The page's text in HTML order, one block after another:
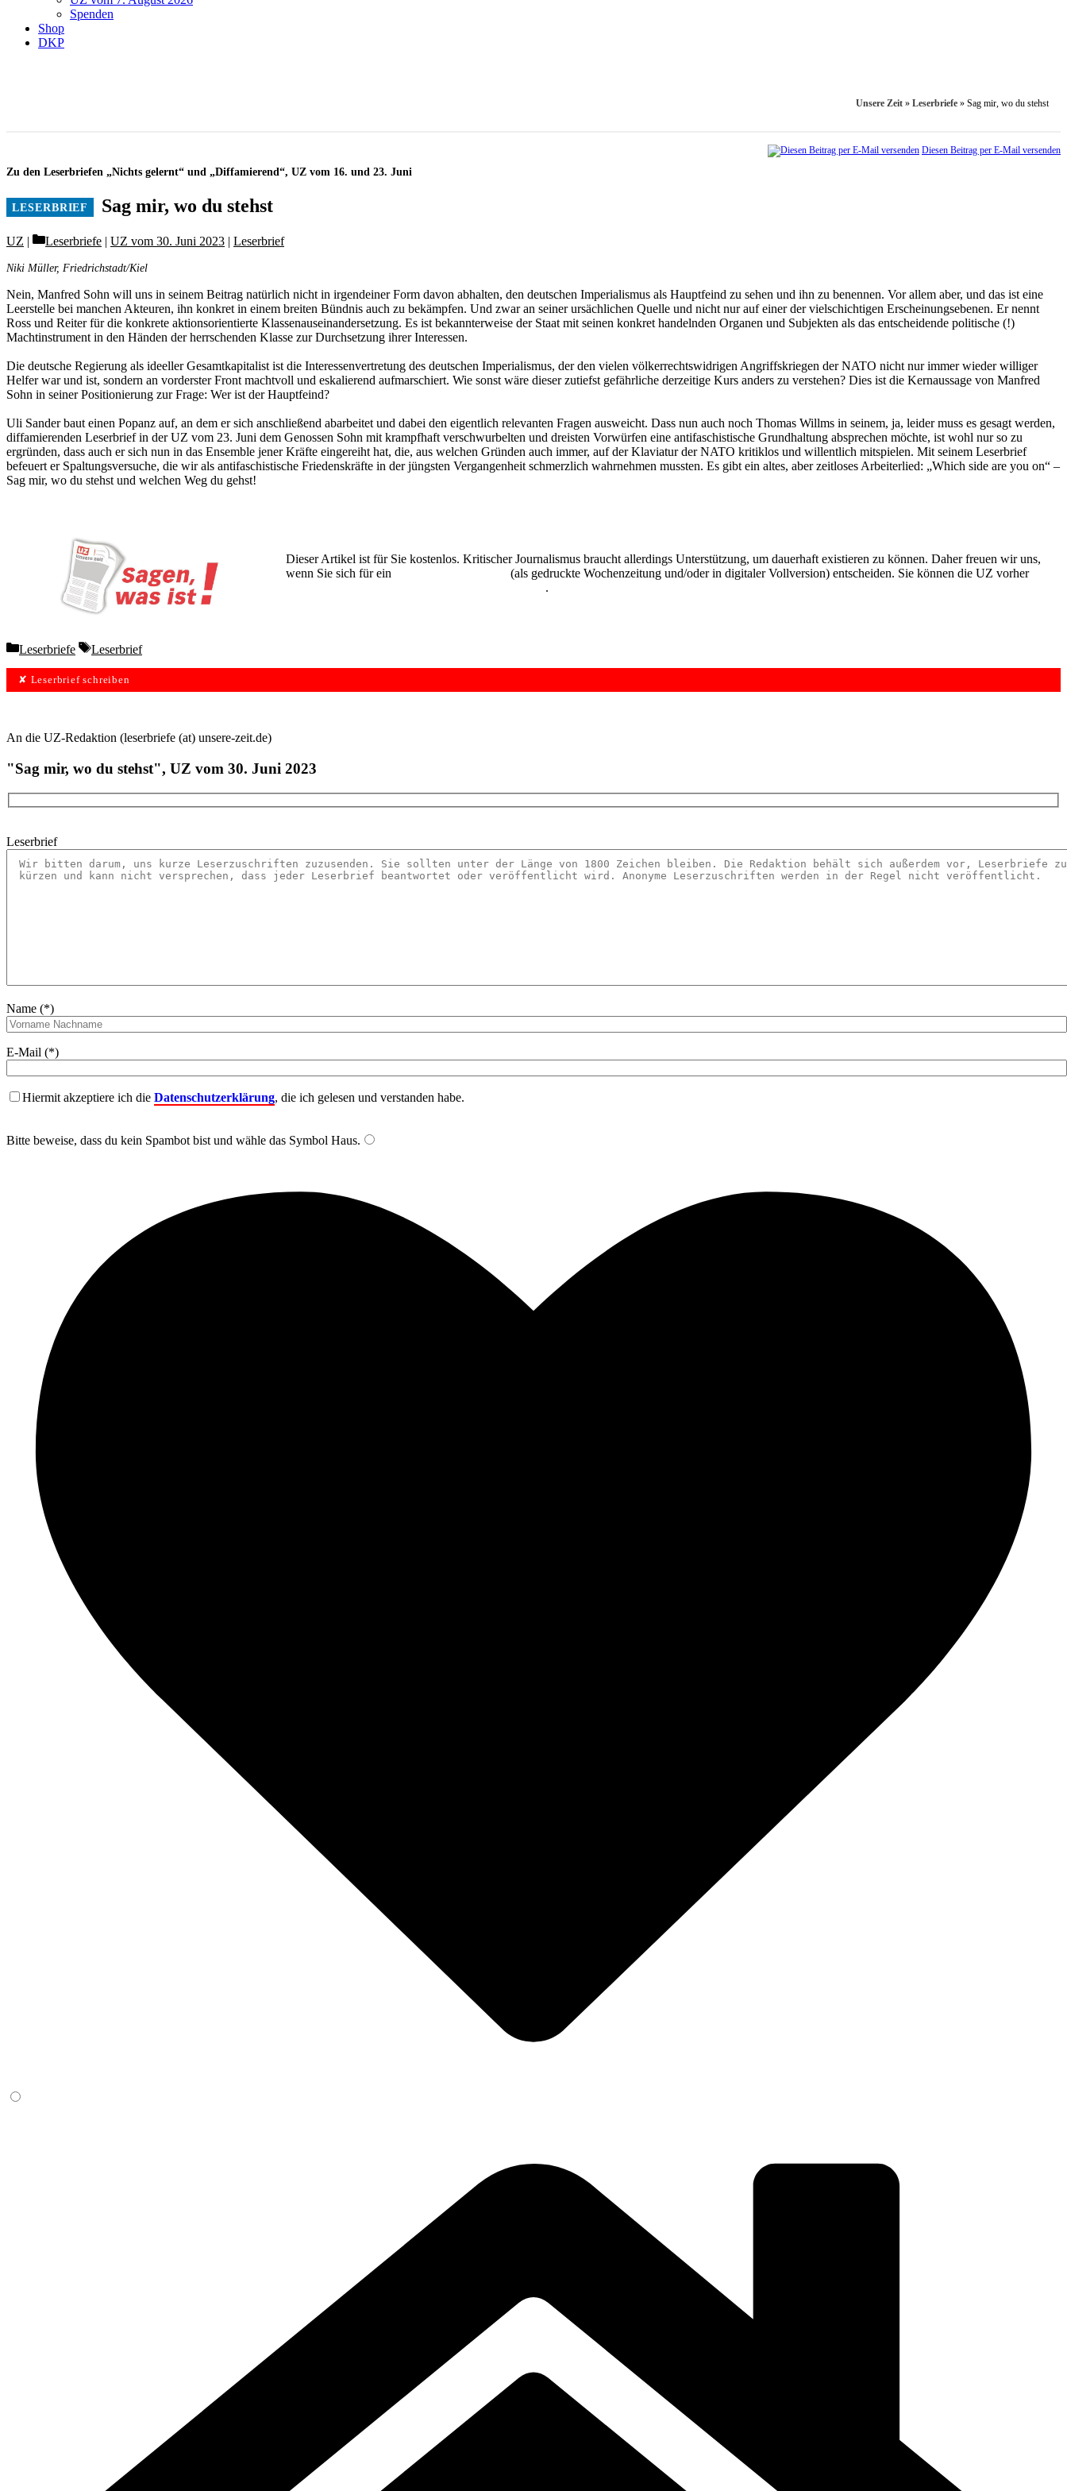
Spenden
Shop
DKP
Unsere Zeit » Leserbriefe » Sag mir, wo du stehst
Diesen Beitrag per E-Mail versenden
Zu den Leserbriefen „Nichts gelernt“ und „Diffamierend“, UZ vom 16. und 23. Juni
Sag mir, wo du stehst
UZ Categories
Leserbriefe | UZ vom 30. Juni 2023 | Leserbrief
Niki Müller, Friedrichstadt/Kiel
Nein, Manfred Sohn will uns in seinem Beitrag natürlich nicht in irgendeiner Form davon abhalten, den deutschen Imperialismus als Hauptfeind zu sehen und ihn zu benennen. Vor allem aber, und das ist eine
Leerstelle bei manchen Akteuren, ihn konkret in einem breiten Bündnis auch zu bekämpfen. Und zwar an seiner ursächlichen Quelle und nicht nur auf einer der vielschichtigen Erscheinungsebenen. Er nennt
Ross und Reiter für die konkrete aktions­orientierte Klassenauseinandersetzung. Es ist bekannterweise der Staat mit seinen konkret handelnden Organen und Subjekten als das entscheidende politische (!)
Machtinstrument in den Händen der herrschenden Klasse zur Durchsetzung ihrer Interessen.
Die deutsche Regierung als ideeller Gesamtkapitalist ist die Interessenvertretung des deutschen Imperialismus, der den vielen völkerrechtswidrigen Angriffskriegen der NATO nicht nur immer wieder williger
Helfer war und ist, sondern an vorderster Front machtvoll und eskalierend aufmarschiert. Wie sonst wäre dieser zutiefst gefährliche derzeitige Kurs anders zu verstehen? Dies ist die Kernaussage von Manfred
Sohn in seiner Positionierung zur Frage: Wer ist der Hauptfeind?
Uli Sander baut einen Popanz auf, an dem er sich anschließend abarbeitet und dabei den eigentlich relevanten Fragen ausweicht. Dass nun auch noch Thomas Willms in seinem, ja, leider muss es gesagt werden,
diffamierenden Leserbrief in der UZ vom 23. Juni dem Genossen Sohn mit krampfhaft verschwurbelten und dreisten Vorwürfen eine antifaschistische Grundhaltung absprechen möchte, ist wohl nur so zu
ergründen, dass auch er sich nun in das Ensemble jener Kräfte eingereiht hat, die, aus welchen Gründen auch immer, auf der Klaviatur der NATO kritiklos und willentlich mitspielen. Mit seinem Leserbrief
befeuert er Spaltungsversuche, die wir als antifaschistische Friedenskräfte in der jüngsten Vergangenheit schmerzlich wahrnehmen mussten. Es gibt ein altes, aber zeitloses Arbeiterlied: „Which side are you on“ –
Sag mir, wo du stehst und welchen Weg du gehst!
Dieser Artikel ist für Sie kostenlos. Kritischer Journalismus braucht allerdings Unterstützung, um dauerhaft existieren zu können. Daher freuen wir uns,
wenn Sie sich für ein
(als gedruckte Wochenzeitung und/oder in digitaler Vollversion) entscheiden. Sie können die UZ vorher
.
Categories
Leserbriefe Tags
Leserbrief
✘ Leserbrief schreiben
An die UZ-Redaktion (leserbriefe (at) unsere-zeit.de)
"Sag mir, wo du stehst", UZ vom 30. Juni 2023
Leserbrief
Name (*)
E-Mail (*)
Hiermit akzeptiere ich die Datenschutzerklärung, die ich gelesen und verstanden habe.
Bitte beweise, dass du kein Spambot bist und wähle das Symbol Haus.